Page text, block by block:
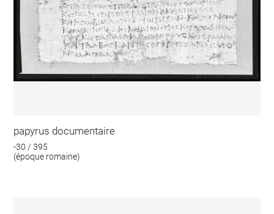
papyrus documentaire
-30 / 395
(époque romaine)